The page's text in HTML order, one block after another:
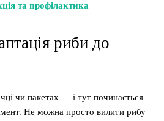
та профілактика
риби до
чи пакетах — і тут починається
Не можна просто вилити рибу